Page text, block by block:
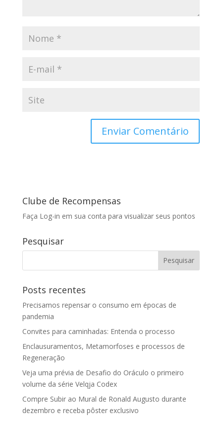
Clube de Recompensas
Faça Log-in em sua conta para visualizar seus pontos
Pesquisar
Posts recentes
Precisamos repensar o consumo em épocas de
pandemia
Convites para caminhadas: Entenda o processo
Enclausuramentos, Metamorfoses e processos de
Regeneração
Veja uma prévia de Desafio do Oráculo o primeiro
volume da série Velqja Codex
Compre Subir ao Mural de Ronald Augusto durante
dezembro e receba pôster exclusivo